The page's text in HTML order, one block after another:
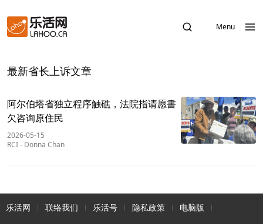
Menu
最新省长上诉文章
阿尔伯塔省独立程序触礁，法院指请愿書
欠咨询原住民
2026-05-15
RCI- Donna Chan
乐活网 联络我们 乐活号 隐私政策 电脑版